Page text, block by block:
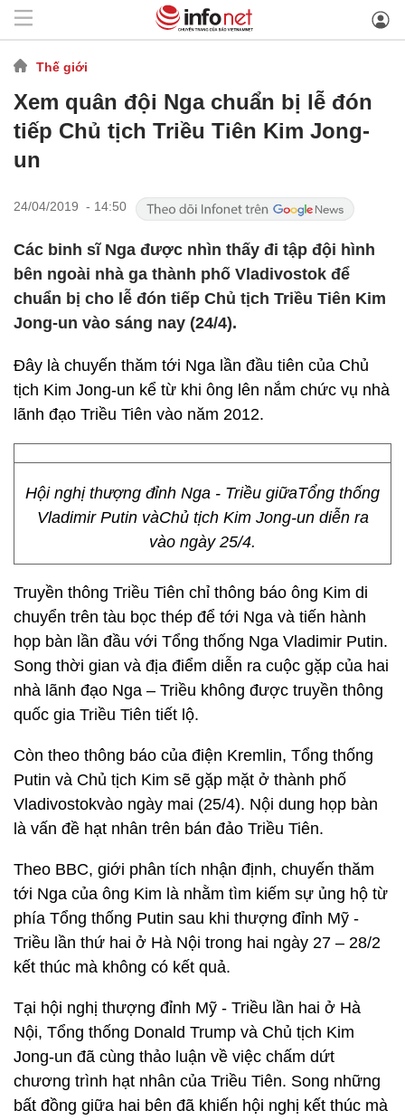
Thế giới
Xem quân đội Nga chuẩn bị lễ đón
tiếp Chủ tịch Triều Tiên Kim Jong-
un
24/04/2019 - 14:50
Các binh sĩ Nga được nhìn thấy đi tập đội hình
bên ngoài nhà ga thành phố Vladivostok để
chuẩn bị cho lễ đón tiếp Chủ tịch Triều Tiên Kim
Jong-un vào sáng nay (24/4).
Đây là chuyến thăm tới Nga lần đầu tiên của Chủ
tịch Kim Jong-un kể từ khi ông lên nắm chức vụ nhà
lãnh đạo Triều Tiên vào năm 2012.
Hội nghị thượng đỉnh Nga - Triều giữaTổng thống
Vladimir Putin vàChủ tịch Kim Jong-un diễn ra
vào ngày 25/4.
Truyền thông Triều Tiên chỉ thông báo ông Kim di
chuyển trên tàu bọc thép để tới Nga và tiến hành
họp bàn lần đầu với Tổng thống Nga Vladimir Putin.
Song thời gian và địa điểm diễn ra cuộc gặp của hai
nhà lãnh đạo Nga – Triều không được truyền thông
quốc gia Triều Tiên tiết lộ.
Còn theo thông báo của điện Kremlin, Tổng thống
Putin và Chủ tịch Kim sẽ gặp mặt ở thành phố
Vladivostokvào ngày mai (25/4). Nội dung họp bàn
là vấn đề hạt nhân trên bán đảo Triều Tiên.
Theo BBC, giới phân tích nhận định, chuyến thăm
tới Nga của ông Kim là nhằm tìm kiếm sự ủng hộ từ
phía Tổng thống Putin sau khi thượng đỉnh Mỹ -
Triều lần thứ hai ở Hà Nội trong hai ngày 27 – 28/2
kết thúc mà không có kết quả.
Tại hội nghị thượng đỉnh Mỹ - Triều lần hai ở Hà
Nội, Tổng thống Donald Trump và Chủ tịch Kim
Jong-un đã cùng thảo luận về việc chấm dứt
chương trình hạt nhân của Triều Tiên. Song những
bất đồng giữa hai bên đã khiến hội nghị kết thúc mà